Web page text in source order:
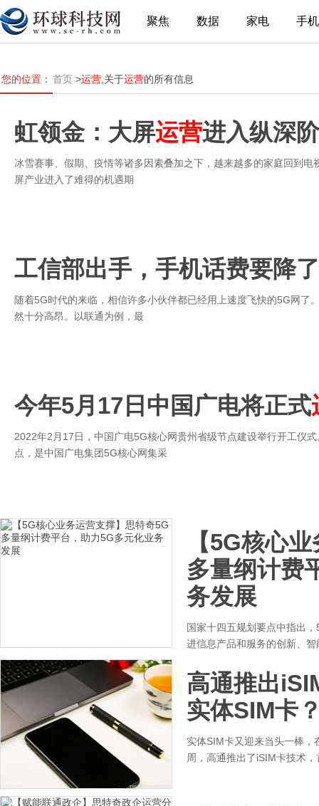
聚焦 数据 家电 手机
您的位置： 首页 >运营 ,关于运营的所有信息
虹领金：大屏运营进入纵深
冰雪赛事、假期、疫情等诸多因素叠加之下，越来越多的家庭回到
屏产业进入了难得的机遇期
工信部出手，手机话费要降了
随着5G时代的来临，相信许多小伙伴都已经用上速度飞快的5G网了
然十分高昂。以联通为例，最
今年5月17日中国广电将正式
2022年2月17日，中国广电5G核心网贵州省级节点建设举行开工仪
点，是中国广电集团5G核心网集采
【5G核心
多量纲计费
务发展
国家十四五规划要点中指出
进信息产品和服务的创新、
高通推出
实体SIM卡
实体SIM卡又迎来当头一棒
周，高通推出了iSIM卡技术